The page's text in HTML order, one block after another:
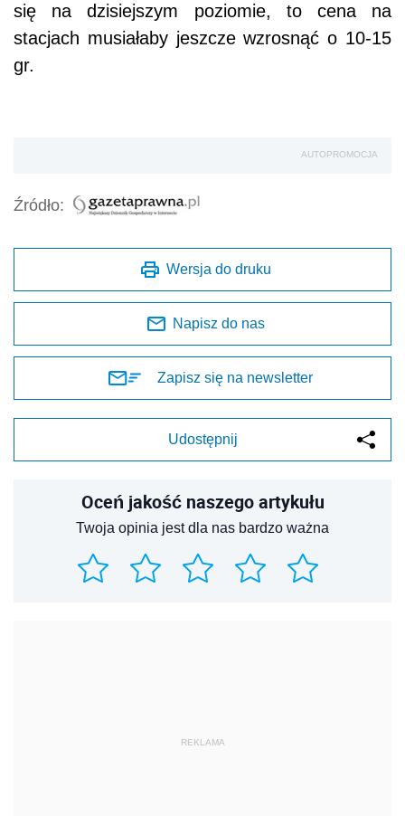
się na dzisiejszym poziomie, to cena na
stacjach musiałaby jeszcze wzrosnąć o 10-15
gr.
AUTOPROMOCJA
Źródło:
Wersja do druku
Napisz do nas
Zapisz się na newsletter
Udostępnij
Oceń jakość naszego artykułu
Twoja opinia jest dla nas bardzo ważna
REKLAMA